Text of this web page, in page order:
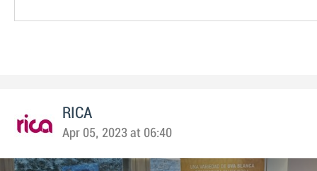
RICA
Apr 05, 2023 at 06:40